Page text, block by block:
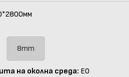
8mm
на околна среда: E0